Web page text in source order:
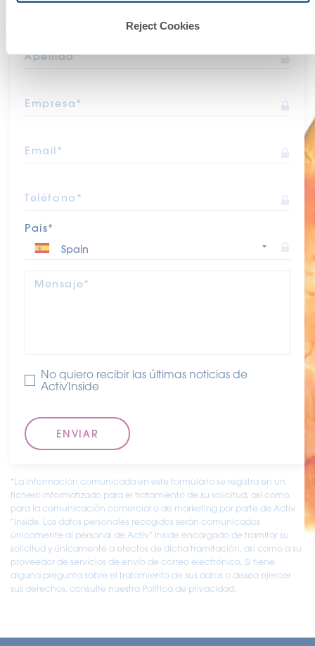
Reject Cookies
Apellido*
Empresa*
Email*
Teléfono*
País*
Mensaje*
No quiero recibir las últimas noticias de
Activ'Inside
*La información comunicada en este formulario se registra en un
fichero informatizado para el tratamiento de su solicitud, así como
para la comunicación comercial o de marketing por parte de Activ
“Inside. Los datos personales recogidos serán comunicados
únicamente al personal de Activ” Inside encargado de tramitar su
solicitud y únicamente a efectos de dicha tramitación, así como a su
proveedor de servicios de envío de correo electrónico. Si tiene
alguna pregunta sobre el tratamiento de sus datos o desea ejercer
sus derechos, consulte nuestra Política de privacidad.